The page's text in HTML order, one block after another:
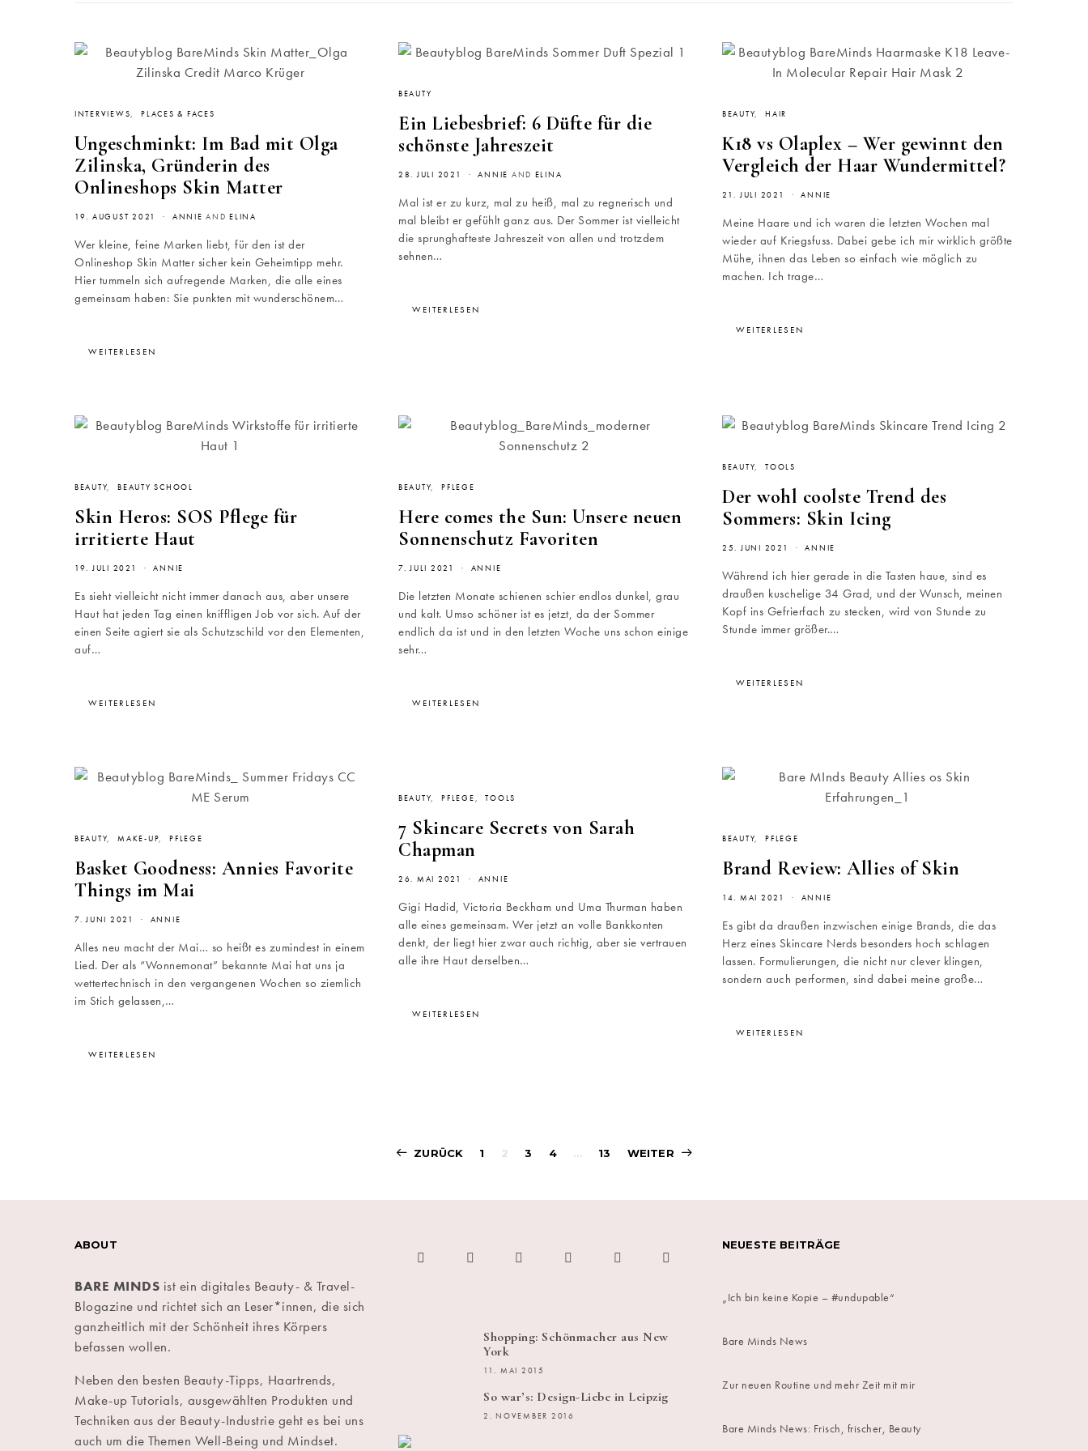
INTERVIEWS PLACES & FACES
Ungeschminkt: Im Bad mit Olga
Zilinska, Gründerin des
Onlineshops Skin Matter
19. AUGUST 2021 ANNIE ANDELINA
Wer kleine, feine Marken liebt, für den ist der
Onlineshop Skin Matter sicher kein Geheimtipp mehr.
Hier tummeln sich aufregende Marken, die alle eines
gemeinsam haben: Sie punkten mit wunderschönem…
WEITERLESEN
BEAUTY
Ein Liebesbrief: 6 Düfte für die
schönste Jahreszeit
28. JULI 2021 ANNIE AND ELINA
Mal ist er zu kurz, mal zu heiß, mal zu regnerisch und
mal bleibt er gefühlt ganz aus. Der Sommer ist vielleicht
die sprunghafteste Jahreszeit von allen und trotzdem
sehnen…
WEITERLESEN
BEAUTY HAIR
K18 vs Olaplex – Wer gewinnt den
Vergleich der Haar Wundermittel?
21. JULI 2021 ANNIE
Meine Haare und ich waren die letzten Wochen mal
wieder auf Kriegsfuss. Dabei gebe ich mir wirklich größte
Mühe, ihnen das Leben so einfach wie möglich zu
machen. Ich trage…
WEITERLESEN
BEAUTY BEAUTY SCHOOL
Skin Heros: SOS Pflege für
irritierte Haut
19. JULI 2021 ANNIE
Es sieht vielleicht nicht immer danach aus, aber unsere
Haut hat jeden Tag einen kniffligen Job vor sich. Auf der
einen Seite agiert sie als Schutzschild vor den Elementen,
auf…
WEITERLESEN
BEAUTY PFLEGE
Here comes the Sun: Unsere neuen
Sonnenschutz Favoriten
7. JULI 2021 ANNIE
Die letzten Monate schienen schier endlos dunkel, grau
und kalt. Umso schöner ist es jetzt, da der Sommer
endlich da ist und in den letzten Woche uns schon einige
sehr…
WEITERLESEN
BEAUTY TOOLS
Der wohl coolste Trend des
Sommers: Skin Icing
25. JUNI 2021 ANNIE
Während ich hier gerade in die Tasten haue, sind es
draußen kuschelige 34 Grad, und der Wunsch, meinen
Kopf ins Gefrierfach zu stecken, wird von Stunde zu
Stunde immer größer.…
WEITERLESEN
BEAUTY MAKE-UP PFLEGE
Basket Goodness: Annies Favorite
Things im Mai
7. JUNI 2021 ANNIE
Alles neu macht der Mai… so heißt es zumindest in einem
Lied. Der als “Wonnemonat” bekannte Mai hat uns ja
wettertechnisch in den vergangenen Wochen so ziemlich
im Stich gelassen,…
WEITERLESEN
BEAUTY PFLEGE TOOLS
7 Skincare Secrets von Sarah
Chapman
26. MAI 2021 ANNIE
Gigi Hadid, Victoria Beckham und Uma Thurman haben
alle eines gemeinsam. Wer jetzt an volle Bankkonten
denkt, der liegt hier zwar auch richtig, aber sie vertrauen
alle ihre Haut derselben…
WEITERLESEN
BEAUTY PFLEGE
Brand Review: Allies of Skin
14. MAI 2021 ANNIE
Es gibt da draußen inzwischen einige Brands, die das
Herz eines Skincare Nerds besonders hoch schlagen
lassen. Formulierungen, die nicht nur clever klingen,
sondern auch performen, sind dabei meine große…
WEITERLESEN
Beitragsnavigation
ZURÜCK 1 2 3 4 … 13 WEITER
ABOUT
BARE MINDS ist ein digitales Beauty- & Travel-
Blogazine und richtet sich an Leser*innen, die sich
ganzheitlich mit der Schönheit ihres Körpers
befassen wollen.
Neben den besten Beauty-Tipps, Haartrends,
Make-up Tutorials, ausgewählten Produkten und
Techniken aus der Beauty-Industrie geht es bei uns
auch um die Themen Well-Being und Mindset.
Shopping: Schönmacher aus New
York
11. MAI 2015
So war’s: Design-Liebe in Leipzig
2. NOVEMBER 2016
NEUESTE BEITRÄGE
„Ich bin keine Kopie – #undupable“
Bare Minds News
Zur neuen Routine und mehr Zeit mit mir
Bare Minds News: Frisch, frischer, Beauty